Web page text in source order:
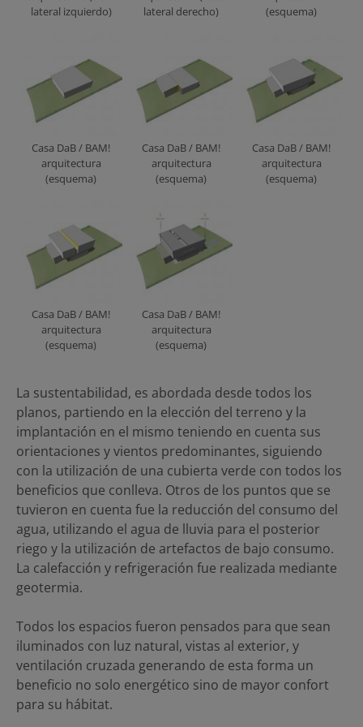
lateral izquierdo)
lateral derecho)
(esquema)
Casa DaB / BAM!
arquitectura
(esquema)
Casa DaB / BAM!
arquitectura
(esquema)
Casa DaB / BAM!
arquitectura
(esquema)
Casa DaB / BAM!
arquitectura
(esquema)
Casa DaB / BAM!
arquitectura
(esquema)
La sustentabilidad, es abordada desde todos los
planos, partiendo en la elección del terreno y la
implantación en el mismo teniendo en cuenta sus
orientaciones y vientos predominantes, siguiendo
con la utilización de una cubierta verde con todos los
beneficios que conlleva. Otros de los puntos que se
tuvieron en cuenta fue la reducción del consumo del
agua, utilizando el agua de lluvia para el posterior
riego y la utilización de artefactos de bajo consumo.
La calefacción y refrigeración fue realizada mediante
geotermia.
Todos los espacios fueron pensados para que sean
iluminados con luz natural, vistas al exterior, y
ventilación cruzada generando de esta forma un
beneficio no solo energético sino de mayor confort
para su hábitat.